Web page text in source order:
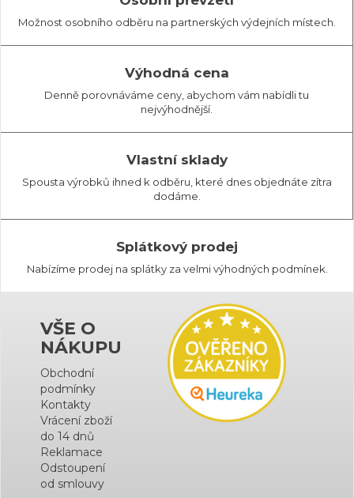
Možnost osobního odběru na partnerských výdejních místech.
Výhodná cena
Denně porovnáváme ceny, abychom vám nabídli tu
nejvýhodnější.
Vlastní sklady
Spousta výrobků ihned k odběru, které dnes objednáte zítra
dodáme.
Splátkový prodej
Nabízíme prodej na splátky za velmi výhodných podmínek.
VŠE O
NÁKUPU
Obchodní
podmínky
Kontakty
Vrácení zboží
do 14 dnů
Reklamace
Odstoupení
od smlouvy